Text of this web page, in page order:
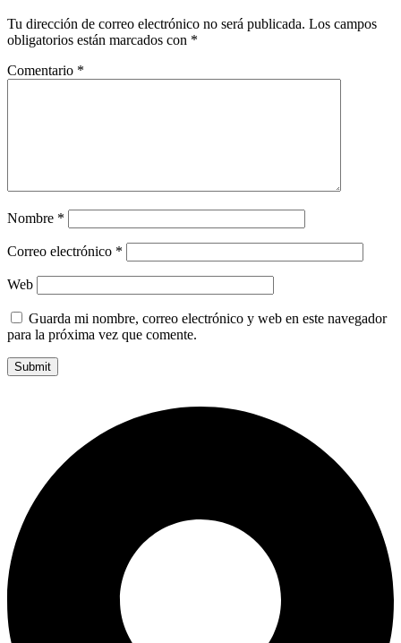
Tu dirección de correo electrónico no será publicada. Los campos
obligatorios están marcados con *
Comentario *
Nombre *
Correo electrónico *
Web
Guarda mi nombre, correo electrónico y web en este navegador
para la próxima vez que comente.